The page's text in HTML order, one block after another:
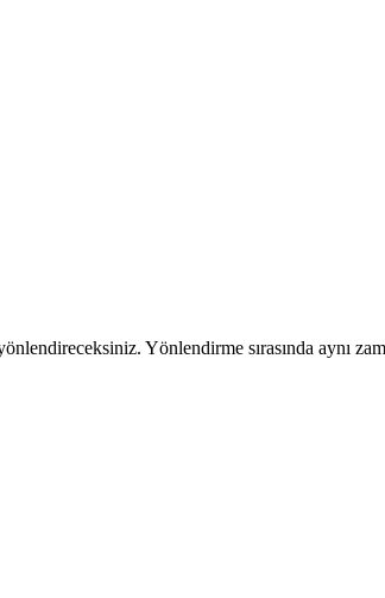
Yönlendirme sırasında aynı